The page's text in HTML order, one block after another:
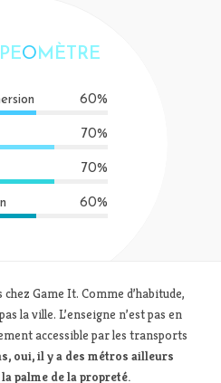
OMÈTRE
60%
70%
70%
60%
Game It. Comme d’habitude,
la ville. L’enseigne n’est pas en
accessible par les transports
oui, il y a des métros ailleurs
palme de la propreté.